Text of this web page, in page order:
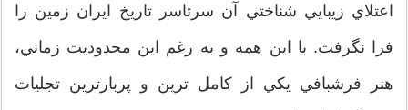
اعتلاي زيبايي شناختي آن سرتاسر تاريخ ايران زمين را
فرا نگرفت. با اين همه و به رغم اين محدوديت زماني،
هنر فرشبافي یكي از كامل ترين و پربارترين تجليات